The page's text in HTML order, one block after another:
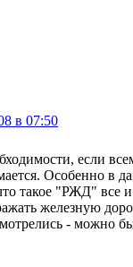
в 07:50
если
Особенно в
такое "РЖД" все
железную
- можно